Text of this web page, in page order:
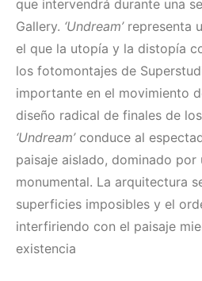
que intervendrá durante una
Gallery. ‘Undream’representa
el que la utopía y la distopía
los fotomontajes de
importante en el movimiento
diseño radical de finales de
‘Undream’conduce al
paisaje aislado, dominado por
monumental. La arquitectura
superficies imposibles y el
interfiriendo con el paisaje
existencia